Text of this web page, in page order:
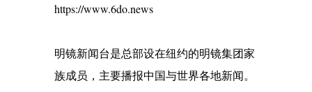
https://www.6do.news
明镜新闻台是总部设在纽约的明镜集团家
族成员，主要播报中国与世界各地新闻。